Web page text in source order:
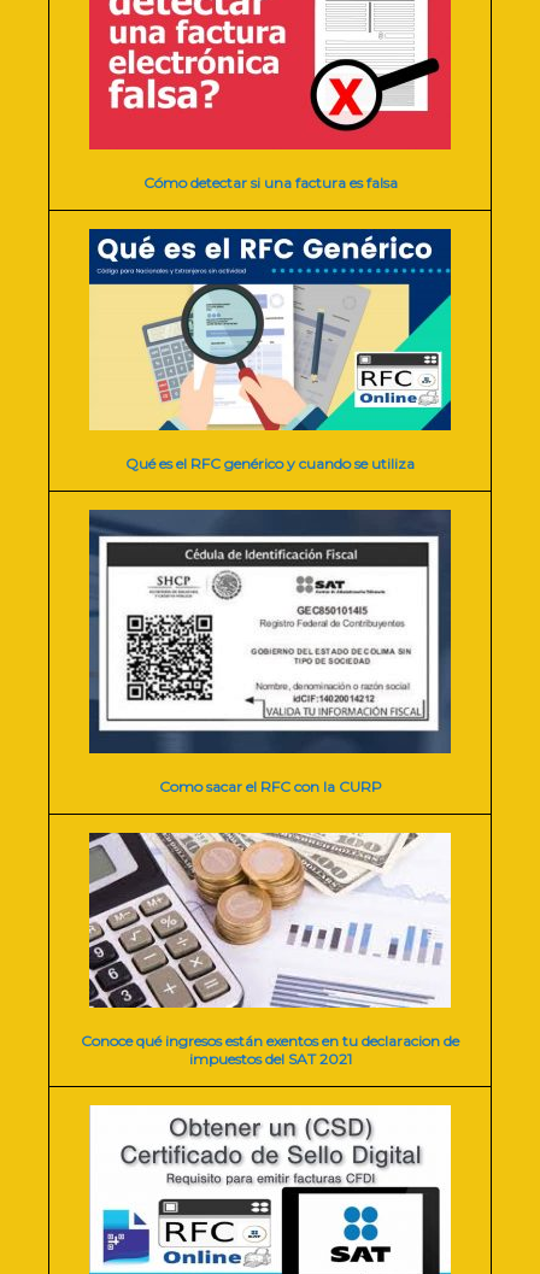
Cómo detectar si una factura es falsa
Qué es el RFC genérico y cuando se utiliza
Como sacar el RFC con la CURP
Conoce qué ingresos están exentos en tu declaracion de
impuestos del SAT 2021